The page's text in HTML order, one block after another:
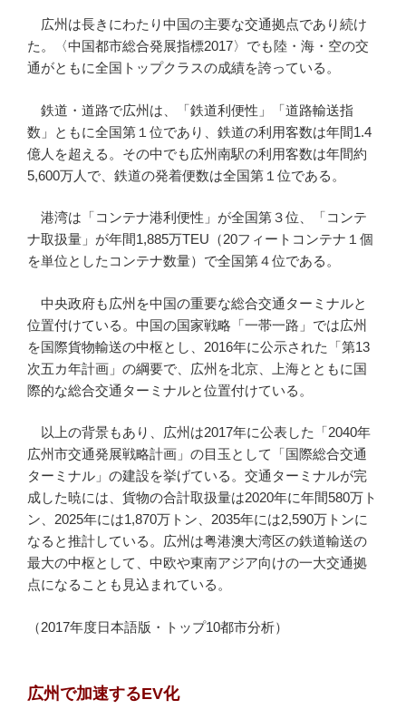
広州は長きにわたり中国の主要な交通拠点であり続け
た。〈中国都市総合発展指標2017〉でも陸・海・空の交
通がともに全国トップクラスの成績を誇っている。
鉄道・道路で広州は、「鉄道利便性」「道路輸送指
数」ともに全国第１位であり、鉄道の利用客数は年間1.4
億人を超える。その中でも広州南駅の利用客数は年間約
5,600万人で、鉄道の発着便数は全国第１位である。
港湾は「コンテナ港利便性」が全国第３位、「コンテ
ナ取扱量」が年間1,885万TEU（20フィートコンテナ１個
を単位としたコンテナ数量）で全国第４位である。
中央政府も広州を中国の重要な総合交通ターミナルと
位置付けている。中国の国家戦略「一帯一路」では広州
を国際貨物輸送の中枢とし、2016年に公示された「第13
次五カ年計画」の綱要で、広州を北京、上海とともに国
際的な総合交通ターミナルと位置付けている。
以上の背景もあり、広州は2017年に公表した「2040年
広州市交通発展戦略計画」の目玉として「国際総合交通
ターミナル」の建設を挙げている。交通ターミナルが完
成した暁には、貨物の合計取扱量は2020年に年間580万ト
ン、2025年には1,870万トン、2035年には2,590万トンに
なると推計している。広州は粤港澳大湾区の鉄道輸送の
最大の中枢として、中欧や東南アジア向けの一大交通拠
点になることも見込まれている。
（2017年度日本語版・トップ10都市分析）
広州で加速するEV化